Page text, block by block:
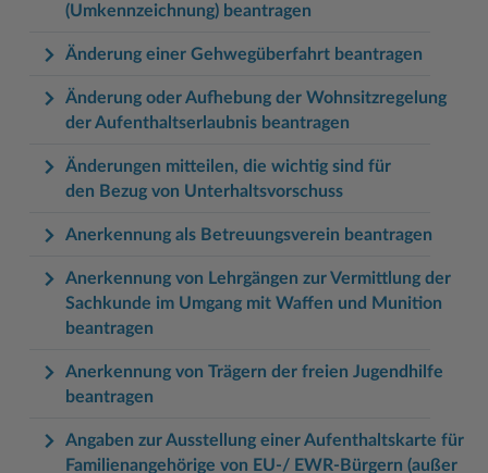
(Umkennzeichnung) beantragen
Änderung einer Gehwegüberfahrt beantragen
Änderung oder Aufhebung der Wohnsitzregelung
der Aufenthaltserlaubnis beantragen
Änderungen mitteilen, die wichtig sind für
den Bezug von Unterhaltsvorschuss
Anerkennung als Betreuungsverein beantragen
Anerkennung von Lehrgängen zur Vermittlung der
Sachkunde im Umgang mit Waffen und Munition
beantragen
Anerkennung von Trägern der freien Jugendhilfe
beantragen
Angaben zur Ausstellung einer Aufenthaltskarte für
Familienangehörige von EU-/ EWR-Bürgern (außer